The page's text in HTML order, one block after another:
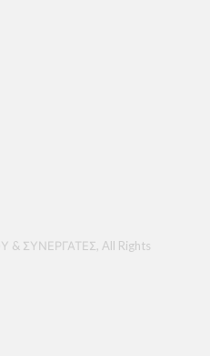
& ΣΥΝΕΡΓΑΤΕΣ, All Rights